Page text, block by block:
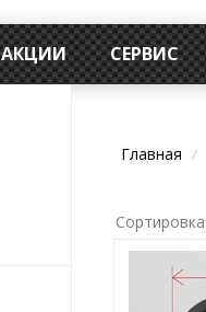
АКЦИИ СЕРВИС
Главная
Сортировка: